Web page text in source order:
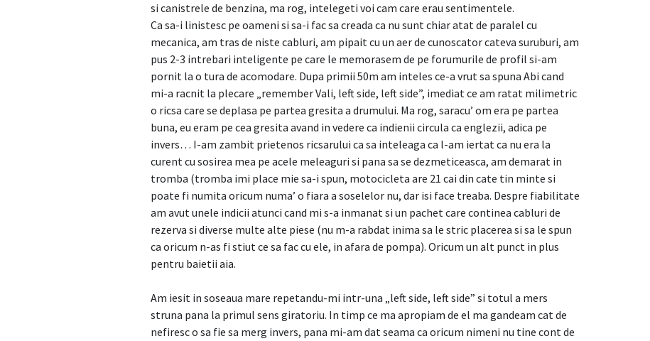
si canistrele de benzina, ma rog, intelegeti voi cam care erau sentimentele.
Ca sa-i linistesc pe oameni si sa-i fac sa creada ca nu sunt chiar atat de paralel cu
mecanica, am tras de niste cabluri, am pipait cu un aer de cunoscator cateva suruburi, am
pus 2-3 intrebari inteligente pe care le memorasem de pe forumurile de profil si-am
pornit la o tura de acomodare. Dupa primii 50m am inteles ce-a vrut sa spuna Abi cand
mi-a racnit la plecare „remember Vali, left side, left side”, imediat ce am ratat milimetric
o ricsa care se deplasa pe partea gresita a drumului. Ma rog, saracu’ om era pe partea
buna, eu eram pe cea gresita avand in vedere ca indienii circula ca englezii, adica pe
invers… I-am zambit prietenos ricsarului ca sa inteleaga ca l-am iertat ca nu era la
curent cu sosirea mea pe acele meleaguri si pana sa se dezmeticeasca, am demarat in
tromba (tromba imi place mie sa-i spun, motocicleta are 21 cai din cate tin minte si
poate fi numita oricum numa’ o fiara a soselelor nu, dar isi face treaba. Despre fiabilitate
am avut unele indicii atunci cand mi s-a inmanat si un pachet care continea cabluri de
rezerva si diverse multe alte piese (nu m-a rabdat inima sa le stric placerea si sa le spun
ca oricum n-as fi stiut ce sa fac cu ele, in afara de pompa). Oricum un alt punct in plus
pentru baietii aia.
Am iesit in soseaua mare repetandu-mi intr-una „left side, left side” si totul a mers
struna pana la primul sens giratoriu. In timp ce ma apropiam de el ma gandeam cat de
nefiresc o sa fie sa merg invers, pana mi-am dat seama ca oricum nimeni nu tine cont de